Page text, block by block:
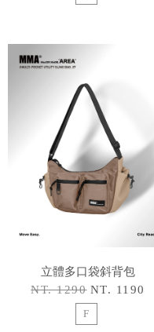
立體多口袋斜背包
NT. 1290 NT. 1190
F